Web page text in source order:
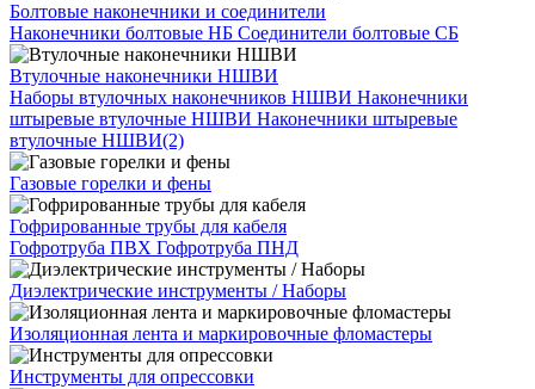
Болтовые наконечники и соединители
Наконечники болтовые НБ Соединители болтовые СБ
Втулочные наконечники НШВИ
Наборы втулочных наконечников НШВИ Наконечники
штыревые втулочные НШВИ Наконечники штыревые
втулочные НШВИ(2)
Газовые горелки и фены
Гофрированные трубы для кабеля
Гофротруба ПВХ Гофротруба ПНД
Диэлектрические инструменты / Наборы
Изоляционная лента и маркировочные фломастеры
Инструменты для опрессовки